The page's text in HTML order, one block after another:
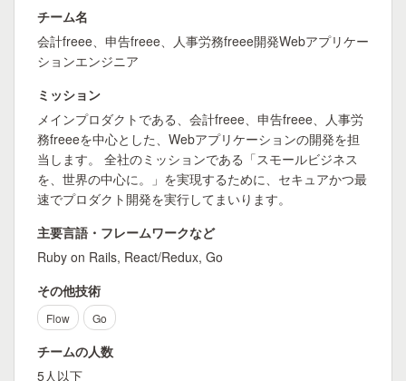
チーム名
会計freee、申告freee、人事労務freee開発Webアプリケー
ションエンジニア
ミッション
メインプロダクトである、会計freee、申告freee、人事労
務freeeを中心とした、Webアプリケーションの開発を担
当します。 全社のミッションである「スモールビジネス
を、世界の中心に。」を実現するために、セキュアかつ最
速でプロダクト開発を実行してまいります。
主要言語・フレームワークなど
Ruby on Rails, React/Redux, Go
その他技術
Flow Go
チームの人数
5人以下